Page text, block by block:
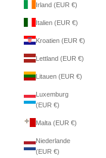
Irland (EUR €)
Italien (EUR €)
Kroatien (EUR €)
Lettland (EUR €)
Litauen (EUR €)
Luxemburg
(EUR €)
Malta (EUR €)
Niederlande
(EUR €)